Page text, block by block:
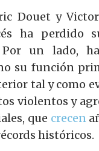
Douet y
ha perdido
un lado,
su función
tal y como
violentos y
que crecen
históricos.